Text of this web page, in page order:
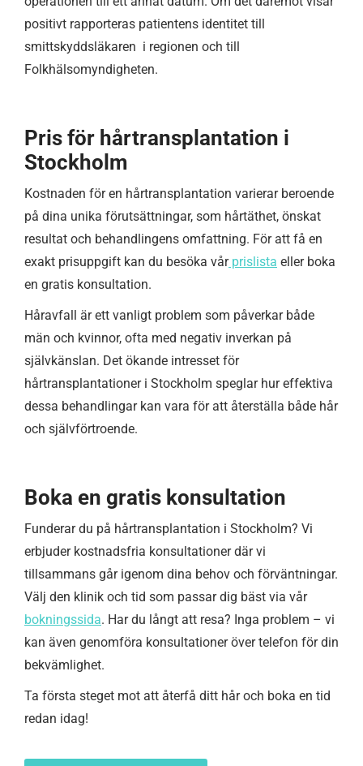
positivt rapporteras patientens identitet till
smittskyddsläkaren i regionen och till
Folkhälsomyndigheten.
Pris för hårtransplantation i
Stockholm
Kostnaden för en hårtransplantation varierar beroende
på dina unika förutsättningar, som hårtäthet, önskat
resultat och behandlingens omfattning. För att få en
exakt prisuppgift kan du besöka vårprislista eller boka
en gratis konsultation.
Håravfall är ett vanligt problem som påverkar både
män och kvinnor, ofta med negativ inverkan på
självkänslan. Det ökande intresset för
hårtransplantationer i Stockholm speglar hur effektiva
dessa behandlingar kan vara för att återställa både hår
och självförtroende.
Boka en gratis konsultation
Funderar du på hårtransplantation i Stockholm? Vi
erbjuder kostnadsfria konsultationer där vi
tillsammans går igenom dina behov och förväntningar.
Välj den klinik och tid som passar dig bäst via vår
bokningssida. Har du långt att resa? Inga problem – vi
kan även genomföra konsultationer över telefon för din
bekvämlighet.
Ta första steget mot att återfå ditt hår och boka en tid
redan idag!